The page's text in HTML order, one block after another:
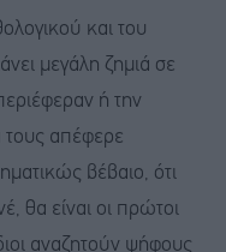
και του
μεγάλη ζημιά σε
ή την
απέφερε
βέβαιο, ότι
θα είναι οι πρώτοι
αναζητούν ψήφους